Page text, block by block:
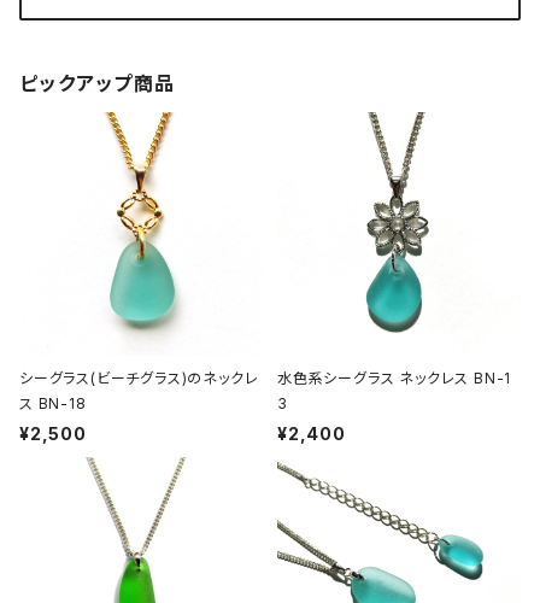
ピックアップ商品
シーグラス(ビーチグラス)のネックレ
ス BN-18
¥2,500
水色系シーグラス ネックレス BN-1
3
¥2,400